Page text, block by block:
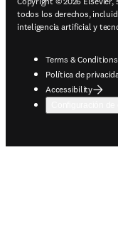
todos los derechos,
inteligencia artificial y
Terms & Conditions
Política de
Accessibility